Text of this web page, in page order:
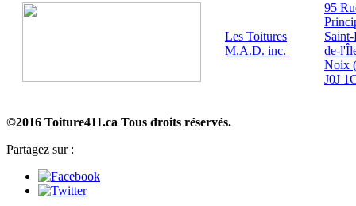
Les Toitures
M.A.D. inc.
95
de-
Noix
J0J
©2016 Toiture411.ca Tous droits réservés.
Partagez sur :